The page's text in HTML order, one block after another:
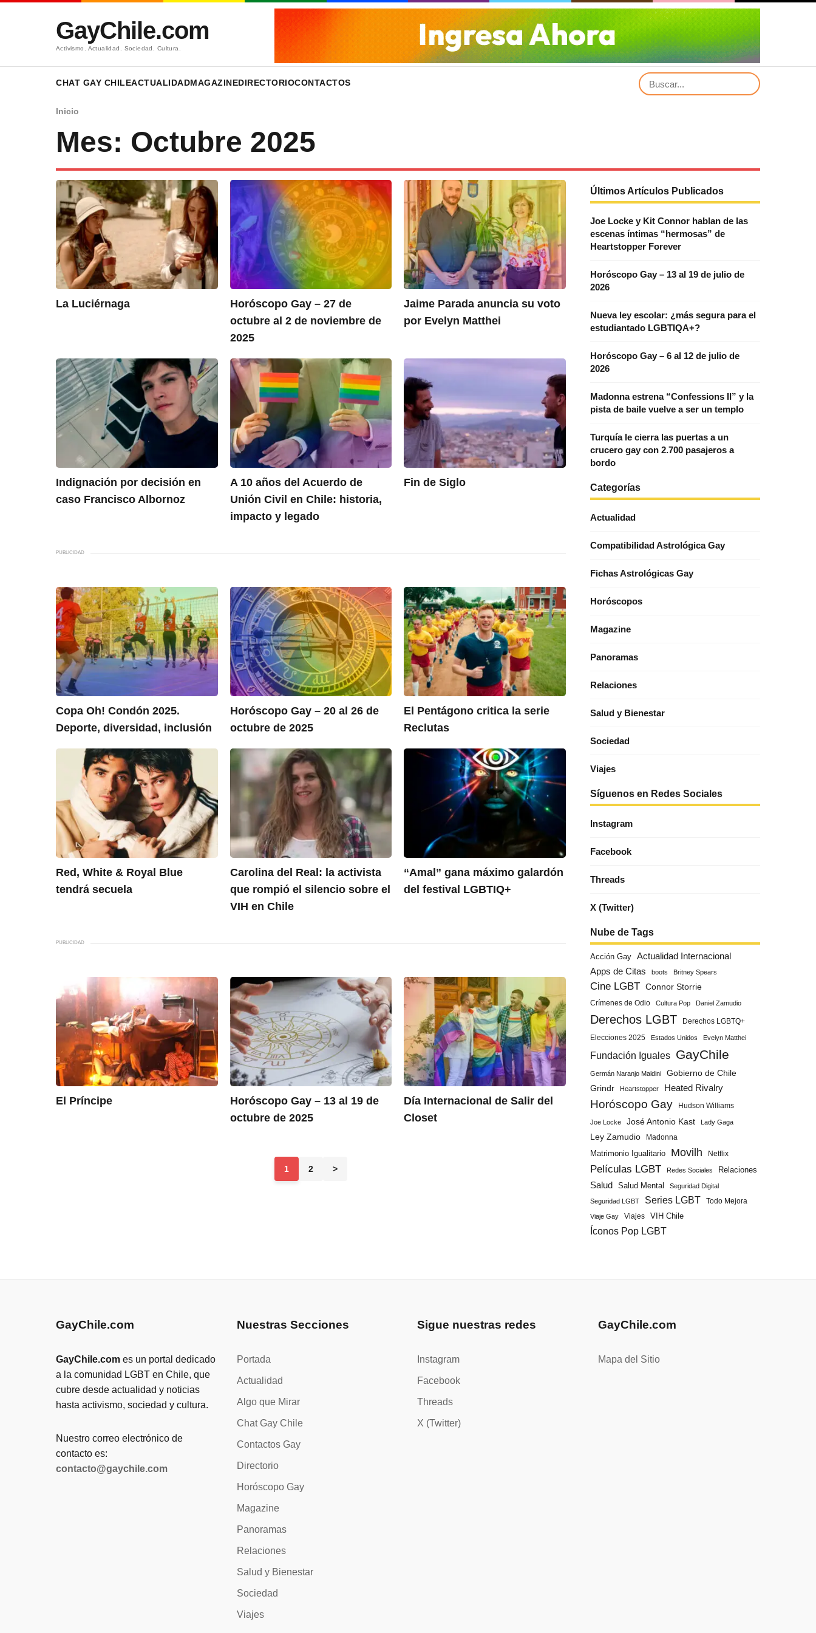
GayChile.com
Activismo. Actualidad. Sociedad. Cultura.
CHAT GAY CHILEACTUALIDADMAGAZINEDIRECTORIOCONTACTOS
Inicio
Mes: Octubre 2025
La Luciérnaga
Horóscopo Gay – 27 de
octubre al 2 de noviembre de
2025
Jaime Parada anuncia su voto
por Evelyn Matthei
Indignación por decisión en
caso Francisco Albornoz
A 10 años del Acuerdo de
Unión Civil en Chile: historia,
impacto y legado
Fin de Siglo
PUBLICIDAD
Copa Oh! Condón 2025.
Deporte, diversidad, inclusión
Horóscopo Gay – 20 al 26 de
octubre de 2025
El Pentágono critica la serie
Reclutas
Red, White & Royal Blue
tendrá secuela
Carolina del Real: la activista
que rompió el silencio sobre el
VIH en Chile
“Amal” gana máximo galardón
del festival LGBTIQ+
PUBLICIDAD
El Príncipe
Horóscopo Gay – 13 al 19 de
octubre de 2025
Día Internacional de Salir del
Closet
1 2 >
Últimos Artículos Publicados
Joe Locke y Kit Connor hablan de las
escenas íntimas “hermosas” de
Heartstopper Forever
Horóscopo Gay – 13 al 19 de julio de
2026
Nueva ley escolar: ¿más segura para el
estudiantado LGBTIQA+?
Horóscopo Gay – 6 al 12 de julio de
2026
Madonna estrena “Confessions II” y la
pista de baile vuelve a ser un templo
Turquía le cierra las puertas a un
crucero gay con 2.700 pasajeros a
bordo
Categorías
Actualidad
Compatibilidad Astrológica Gay
Fichas Astrológicas Gay
Horóscopos
Magazine
Panoramas
Relaciones
Salud y Bienestar
Sociedad
Viajes
Síguenos en Redes Sociales
Instagram
Facebook
Threads
X (Twitter)
Nube de Tags
Acción Gay
Actualidad Internacional
Apps de Citas
boots Britney Spears
Cine LGBT Connor Storrie
Crímenes de Odio Cultura Pop Daniel Zamudio
Derechos LGBT
Derechos LGBTQ+
Elecciones 2025
Estados Unidos Evelyn Matthei
Fundación Iguales GayChile
Germán Naranjo Maldini
Gobierno de Chile
Grindr
Heartstopper Heated Rivalry
Horóscopo Gay Hudson Williams
Joe Locke José Antonio Kast Lady Gaga
Ley Zamudio Madonna
Matrimonio Igualitario Movilh Netflix
Películas LGBT Redes Sociales Relaciones
Salud Salud Mental Seguridad Digital
Seguridad LGBT Series LGBT Todo Mejora
Viaje Gay Viajes VIH Chile
Íconos Pop LGBT
GayChile.com
GayChile.com es un portal dedicado
a la comunidad LGBT en Chile, que
cubre desde actualidad y noticias
hasta activismo, sociedad y cultura.
Nuestro correo electrónico de
contacto es:
contacto@gaychile.com
Nuestras Secciones
Portada
Actualidad
Algo que Mirar
Chat Gay Chile
Contactos Gay
Directorio
Horóscopo Gay
Magazine
Panoramas
Relaciones
Salud y Bienestar
Sociedad
Viajes
Sigue nuestras redes
Instagram
Facebook
Threads
X (Twitter)
GayChile.com
Mapa del Sitio